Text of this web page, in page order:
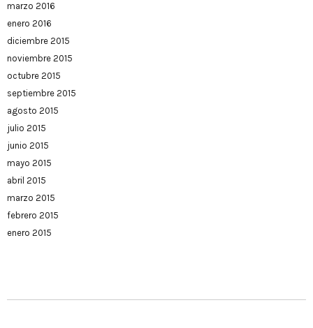
marzo 2016
enero 2016
diciembre 2015
noviembre 2015
octubre 2015
septiembre 2015
agosto 2015
julio 2015
junio 2015
mayo 2015
abril 2015
marzo 2015
febrero 2015
enero 2015